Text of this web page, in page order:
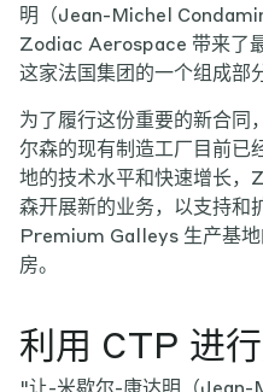
明（Jean-Michel
Zodiac Aerospace 带来了
这家法国集团的一个组成部
为了履行这份重要的新合
尔森的现有制造工厂目前已
地的技术水平和快速增长
森开展新的业务，以支持和
Premium Galleys 生产基
房。
利用 CTP 进
"让-米歇尔-康达明（